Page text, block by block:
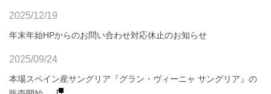
2025/12/19
年末年始HPからのお問い合わせ対応休止のお知らせ
2025/09/24
本場スペイン産サングリア『グラン・ヴィーニャ サングリア』の